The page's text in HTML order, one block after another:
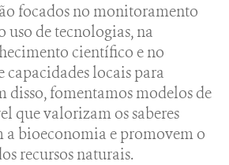
focados no monitoramento
uso de tecnologias, na
científico e no
locais para
disso, fomentamos modelos de
que valorizam os saberes
a bioeconomia e promovem o
recursos naturais.